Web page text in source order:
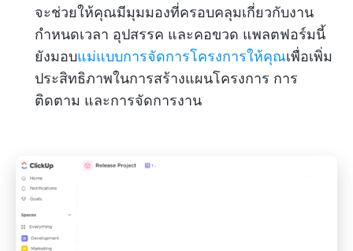
จะช่วยให้คุณมีมุมมองที่ครอบคลุมเกี่ยวกับงาน
กำหนดเวลา อุปสรรค และคอขวด แพลตฟอร์มนี้
ยังมอบแม่แบบการจัดการโครงการให้คุณเพื่อเพิ่ม
ประสิทธิภาพในการสร้างแผนโครงการ การ
ติดตาม และการจัดการงาน